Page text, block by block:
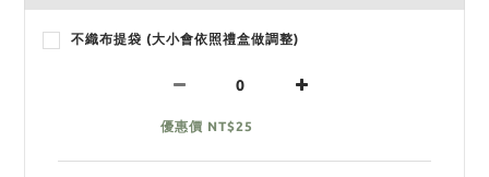
不織布提袋 (大小會依照禮盒做調整)
優惠價 NT$25